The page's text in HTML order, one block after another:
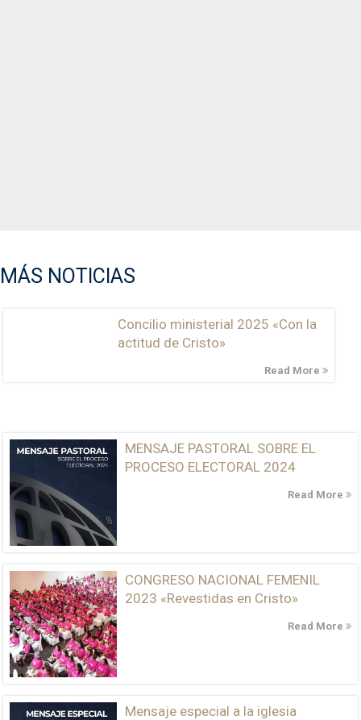
MÁS NOTICIAS
Concilio ministerial 2025 «Con la
actitud de Cristo»
Read More
MENSAJE PASTORAL SOBRE EL
PROCESO ELECTORAL 2024
Read More
CONGRESO NACIONAL FEMENIL
2023 «Revestidas en Cristo»
Read More
Mensaje especial a la iglesia